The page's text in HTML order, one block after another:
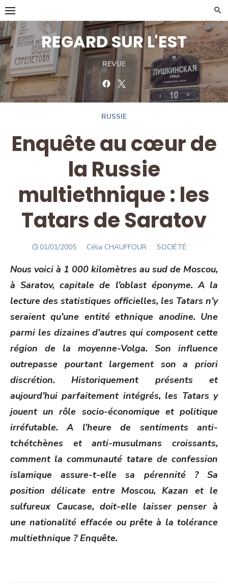
Skip
to
content
REGARD SUR L'EST
REVUE
FacebookTwitter
RUSSIE
Enquête au cœur de
la Russie
multiethnique : les
Tatars de Saratov
POSTED
01/01/2005 Author
Célia CHAUFFOUR SOCIÉTÉ
Nous voici à 1 000 kilomètres au sud de Moscou,
à Saratov, capitale de l’oblast éponyme. A la
lecture des statistiques officielles, les Tatars n’y
seraient qu’une entité ethnique anodine. Une
parmi les dizaines d’autres qui composent cette
région de la moyenne-Volga. Son influence
outrepasse pourtant largement son a priori
discrétion. Historiquement présents et
aujourd’hui parfaitement intégrés, les Tatars y
jouent un rôle socio-économique et politique
irréfutable. A l’heure de sentiments anti-
tchétchènes et anti-musulmans croissants,
comment la communauté tatare de confession
islamique assure-t-elle sa pérennité ? Sa
position délicate entre Moscou, Kazan et le
sulfureux Caucase, doit-elle laisser penser à
une nationalité effacée ou prête à la tolérance
multiethnique ? Enquête.